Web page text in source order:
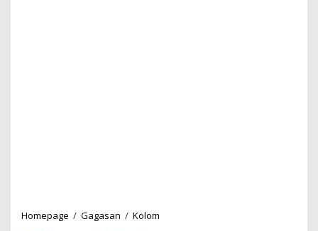
Homepage / Gagasan / Kolom